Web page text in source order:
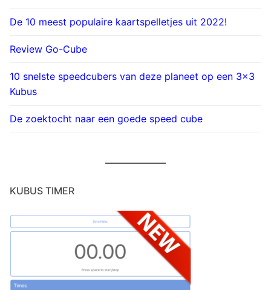
De 10 meest populaire kaartspelletjes uit 2022!
Review Go-Cube
10 snelste speedcubers van deze planeet op een 3×3
Kubus
De zoektocht naar een goede speed cube
KUBUS TIMER